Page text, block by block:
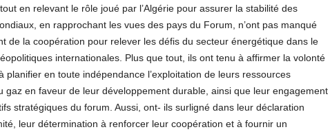
en relevant le rôle joué par l’Algérie pour assurer la stabilité des
en rapprochant les vues des pays du Forum, n’ont pas manqué
de la coopération pour relever les défis du secteur énergétique dans le
internationales. Plus que tout, ils ont tenu à affirmer la volonté
planifier en toute indépendance l’exploitation de leurs ressources
gaz en faveur de leur développement durable, ainsi que leur engagement
stratégiques du forum. Aussi, ont- ils surligné dans leur déclaration
leur détermination à renforcer leur coopération et à fournir un